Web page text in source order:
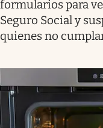
formularios para
Seguro Social y
quienes no